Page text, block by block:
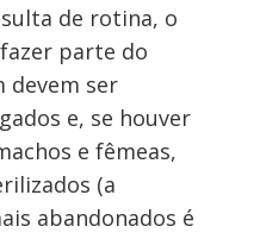
de rotina, o
parte do
devem ser
e, se houver
e fêmeas,
(a
abandonados é